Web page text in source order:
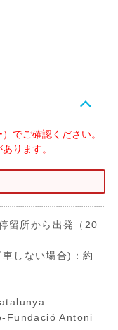
でご確認ください。
ります。
留所から出発（20
しない場合)：約
Fundació Antoni